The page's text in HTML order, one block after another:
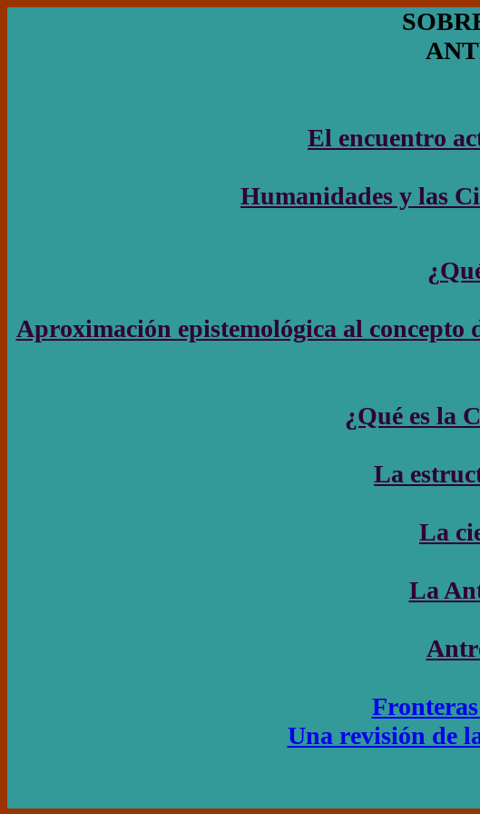
El encuentro
Humanidades y las
Aproximación epistemológica al
¿Qué es la
La
La
La
Una revisión de